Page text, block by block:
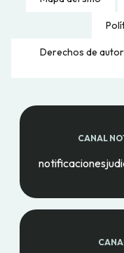
Derechos de
CANAL